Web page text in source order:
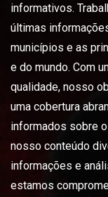
informativos.
últimas
municípios e as
e do mundo. Com
qualidade, nosso
uma cobertura
informados sobre
nosso conteúdo
informações e
estamos